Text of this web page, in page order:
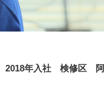
2018年入社 検修区